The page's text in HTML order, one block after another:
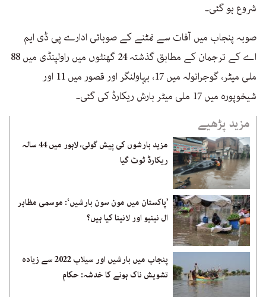
شروع ہو گئی۔
صوبہ پنجاب میں آفات سے نمٹنے کے صوبائی ادارے پی ڈی ایم
اے کے ترجمان کے مطابق گذشتہ 24 گھنٹوں میں راولپنڈی میں 88
ملی میٹر، گوجرانولہ میں 17، بہاولنگر اور قصور میں 11 اور
شیخوپورہ میں 17 ملی میٹر بارش ریکارڈ کی گئی۔
مزید پڑھیے
مزید بارشوں کی پیش گوئی، لاہور میں 44 سالہ
ریکارڈ ٹوٹ گیا
’پاکستان میں مون سون بارشیں‘: موسمی مظاہر
ال نینیو اور لانینا کیا ہیں؟
پنجاب میں بارشیں اور سیلاب 2022 سے زیادہ
تشویش ناک ہونے کا خدشہ: حکام